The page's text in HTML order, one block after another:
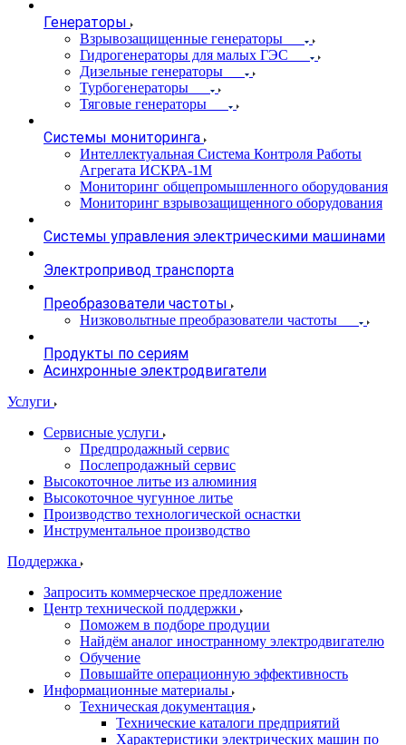
Генераторы
Взрывозащищенные генераторы
Гидрогенераторы для малых ГЭС
Дизельные генераторы
Турбогенераторы
Тяговые генераторы
Системы мониторинга
Интеллектуальная Система Контроля Работы
Агрегата ИСКРА-1М
Мониторинг общепромышленного оборудования
Мониторинг взрывозащищенного оборудования
Системы управления электрическими машинами
Электропривод транспорта
Преобразователи частоты
Низковольтные преобразователи частоты
Продукты по сериям
Асинхронные электродвигатели
Услуги
Сервисные услуги
Предпродажный сервис
Послепродажный сервис
Высокоточное литье из алюминия
Высокоточное чугунное литье
Производство технологической оснастки
Инструментальное производство
Поддержка
Запросить коммерческое предложение
Центр технической поддержки
Поможем в подборе продуции
Найдём аналог иностранному электродвигателю
Обучение
Повышайте операционную эффективность
Информационные материалы
Техническая документация
Технические каталоги предприятий
Характеристики электрических машин по